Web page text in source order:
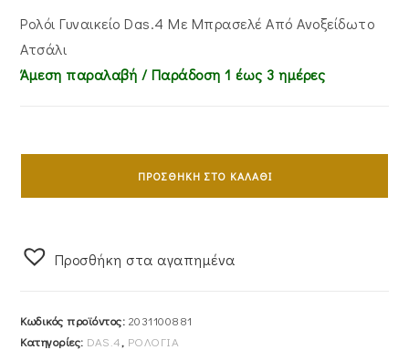
Ρολόι Γυναικείο Das.4 Με Μπρασελέ Από Ανοξείδωτο
Ατσάλι
Άμεση παραλαβή / Παράδoση 1 έως 3 ημέρες
Ρολόι
Das.4
Χρώμα
Μπρασελέ
ΠΡΟΣΘΉΚΗ ΣΤΟ ΚΑΛΆΘΙ
Προσθήκη στα αγαπημένα
Κωδικός προϊόντος: 2031100881
Κατηγορίες: DAS.4, ΡΟΛΟΓΙΑ